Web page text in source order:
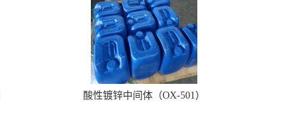
酸性镀锌中间体（OX-501）